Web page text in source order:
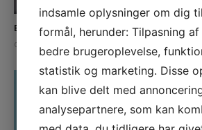
EN AUTOSADELMAGER GØR NOGET
december 3, 2019
indsamle oplysninger om dig
formål, herunder: Tilpasning
bedre brugeroplevelse,
statistik og marketing. Disse
kan blive delt med
analysepartnere, som kan